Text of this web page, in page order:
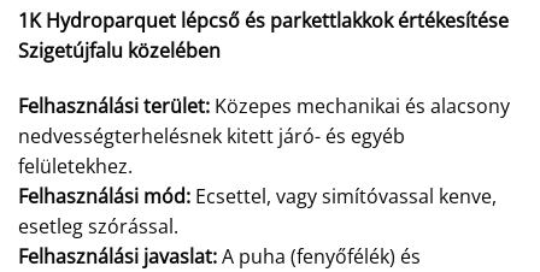
1K Hydroparquet lépcső és parkettlakkok értékesítése
Szigetújfalu közelében
Felhasználási terület: Közepes mechanikai és alacsony
nedvességterhelésnek kitett járó- és egyéb
felületekhez.
Felhasználási mód: Ecsettel, vagy simítóvassal kenve,
esetleg szórással.
Felhasználási javaslat:A puha (fenyőfélék) és